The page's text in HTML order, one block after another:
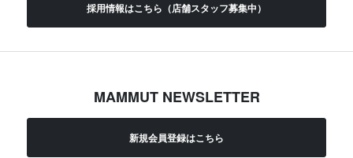
採用情報はこちら（店舗スタッフ募集中）
MAMMUT NEWSLETTER
新規会員登録はこちら